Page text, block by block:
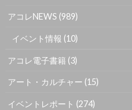
アコレNEWS (989)
イベント情報 (10)
アコレ電子書籍 (3)
アート・カルチャー (15)
イベントレポート (274)